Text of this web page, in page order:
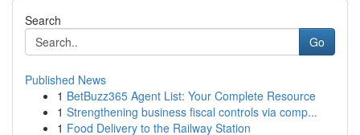
Search
Go
Published News
1 BetBuzz365 Agent List: Your Complete Resource
1 Strengthening business fiscal controls via comp...
1 Food Delivery to the Railway Station